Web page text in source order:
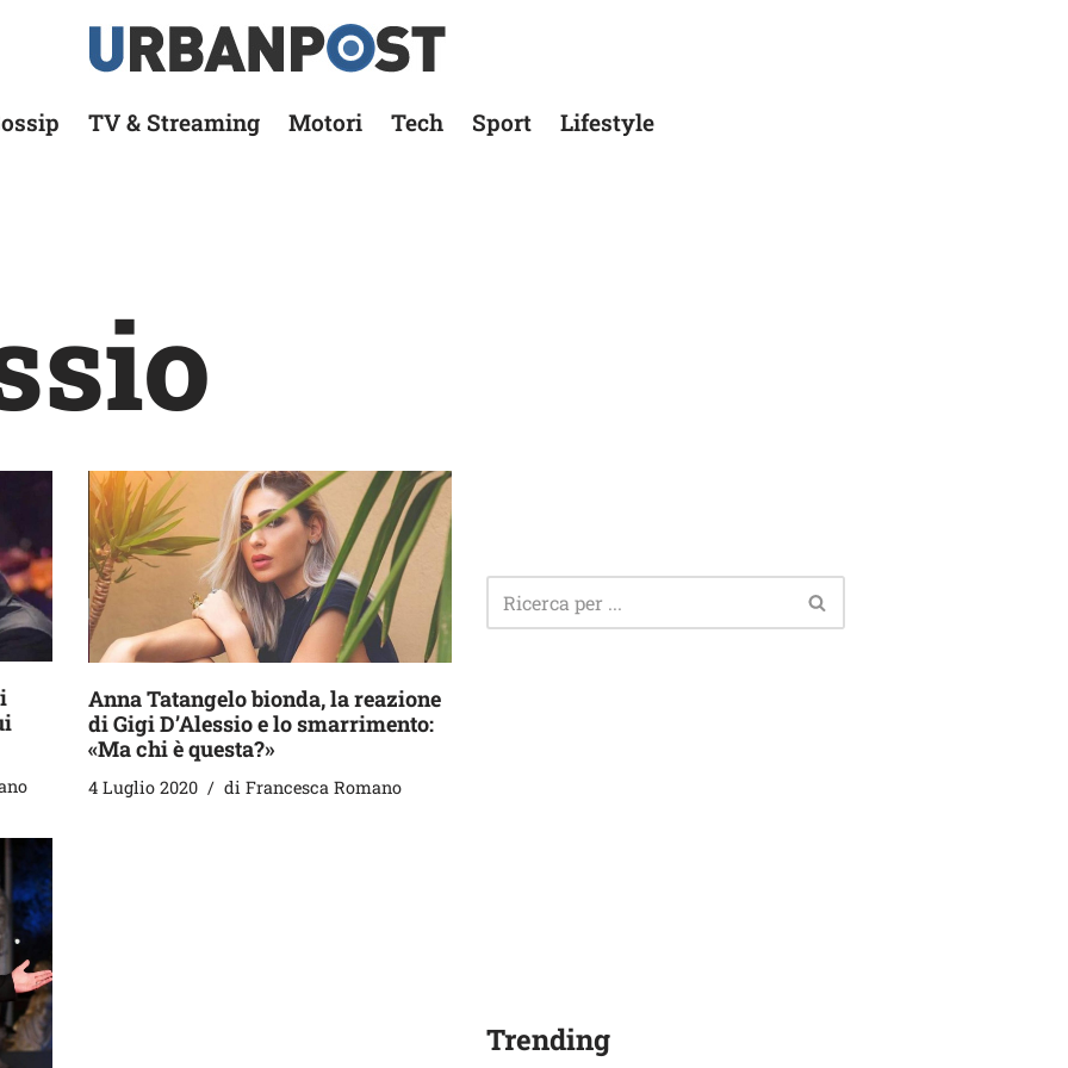
TV & Streaming Motori Tech Sport Lifestyle
Anna Tatangelo bionda, la reazione
di Gigi D’Alessio e lo smarrimento:
«Ma chi è questa?»
4 Luglio 2020 di Francesca Romano
Trending